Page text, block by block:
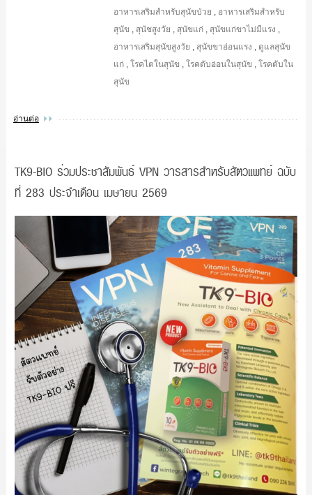
อาหารเสริมสำหรับสุนัขป่วย , อาหารเสริมสำหรับ
สุนัข , สุนัชสูงวัย , สุนัขแก่ , สุนัขแก่ขาไม่มีแรง ,
อาหารเสริมสุนัขสูงวัย , สุนัขขาอ่อนแรง , ดูแลสุนัข
แก่ ,โรคไตในสุนัข ,โรคตับอ่อนในสุนัข ,โรคตับใน
สุนัข
อ่านต่อ
TK9-BIO ร่วมประชาสัมพันธ์ VPN วารสารสำหรับสัตวแพทย์ ฉบับ
ที่ 283 ประจำเดือน เมษายน 2569